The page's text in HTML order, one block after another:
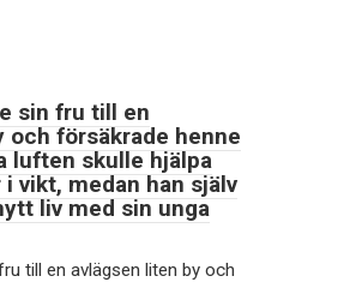
sin fru till en
och försäkrade henne
luften skulle hjälpa
vikt, medan han själv
liv med sin unga
till en avlägsen liten by och